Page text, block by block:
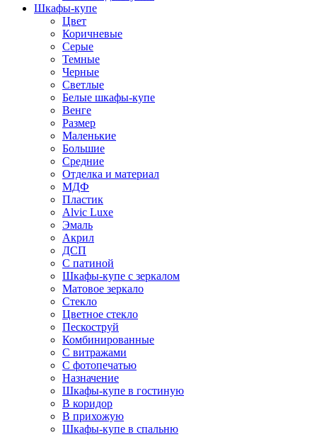
Шкафы-купе
Цвет
Коричневые
Серые
Темные
Черные
Светлые
Белые шкафы-купе
Венге
Размер
Маленькие
Большие
Средние
Отделка и материал
МДФ
Пластик
Alvic Luxe
Эмаль
Акрил
ДСП
С патиной
Шкафы-купе с зеркалом
Матовое зеркало
Стекло
Цветное стекло
Пескоструй
Комбинированные
С витражами
С фотопечатью
Назначение
Шкафы-купе в гостиную
В коридор
В прихожую
Шкафы-купе в спальню